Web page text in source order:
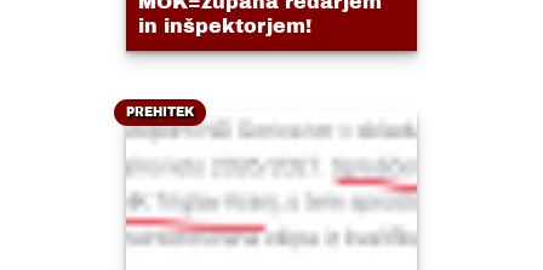
in inšpektorjem!
PREHITEK